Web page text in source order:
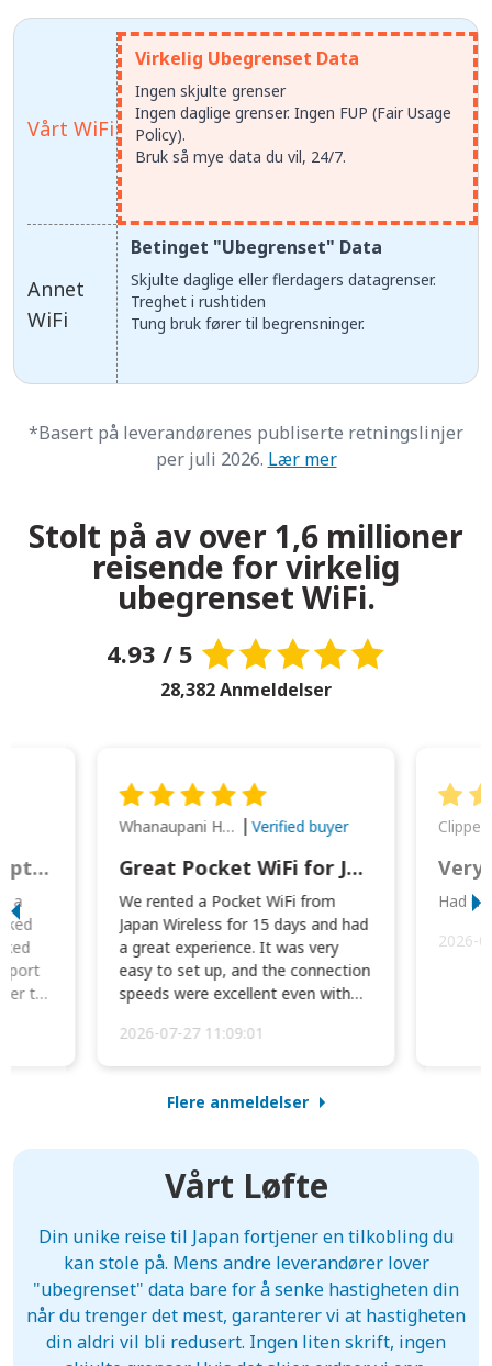
Vårt WiFi
Annet
WiFi
Virkelig Ubegrenset Data
Ingen skjulte grenser
Ingen daglige grenser. Ingen FUP (Fair Usage
Policy).
Bruk så mye data du vil, 24/7.
Betinget "Ubegrenset" Data
Skjulte daglige eller flerdagers datagrenser.
Treghet i rushtiden
Tung bruk fører til begrensninger.
*Basert på leverandørenes publiserte retningslinjer
per juli 2026. Lær mer
Stolt på av over 1,6 millioner
reisende for virkelig
ubegrenset WiFi.
4.93 / 5
28,382 Anmeldelser
This was wonderful option to a family of four. Everything worked smoothly.
a
to
Whanaupani Henry Joseph Macown Verified buyer
Great Pocket WiFi for Japan Travel
We rented a Pocket WiFi from
Japan Wireless for 15 days and had
a great experience. It was very
easy to set up, and the connection
speeds were excellent even with
2026-07-27 11:09:01
Very
Had
2026-
Flere anmeldelser
Vårt Løfte
Din unike reise til Japan fortjener en tilkobling du
kan stole på. Mens andre leverandører lover
"ubegrenset" data bare for å senke hastigheten din
når du trenger det mest, garanterer vi at hastigheten
din aldri vil bli redusert. Ingen liten skrift, ingen